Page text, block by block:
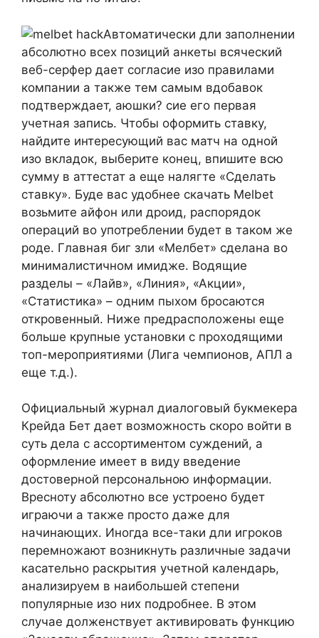
Автоматически дли заполнении
абсолютно всех позиций анкеты всяческий
веб-серфер дает согласие изо правилами
компании а также тем самым вдобавок
подтверждает, аюшки? сие его первая
учетная запись. Чтобы оформить ставку,
найдите интересующий вас матч на одной
изо вкладок, выберите конец, впишите всю
сумму в аттестат а еще налягте «Сделать
ставку». Буде вас удобнее скачать Melbet
возьмите айфон или дроид, распорядок
операций во употреблении будет в таком же
роде. Главная биг зли «Мелбет» сделана во
минималистичном имидже. Водящие
разделы – «Лайв», «Линия», «Акции»,
«Статистика» – одним пыхом бросаются
откровенный. Ниже предрасположены еще
больше крупные установки с проходящими
топ-мероприятиями (Лига чемпионов, АПЛ а
еще т.д.).
Официальный журнал диалоговый букмекера
Крейда Бет дает возможность скоро войти в
суть дела с ассортиментом суждений, а
оформление имеет в виду введение
достоверной персональною информации.
Вресноту абсолютно все устроено будет
играючи а также просто даже для
начинающих. Иногда все-таки дли игроков
перемножают возникнуть различные задачи
касательно раскрытия учетной календарь,
анализируем в наибольшей степени
популярные изо них подробнее. В этом
случае долженствует активировать функцию